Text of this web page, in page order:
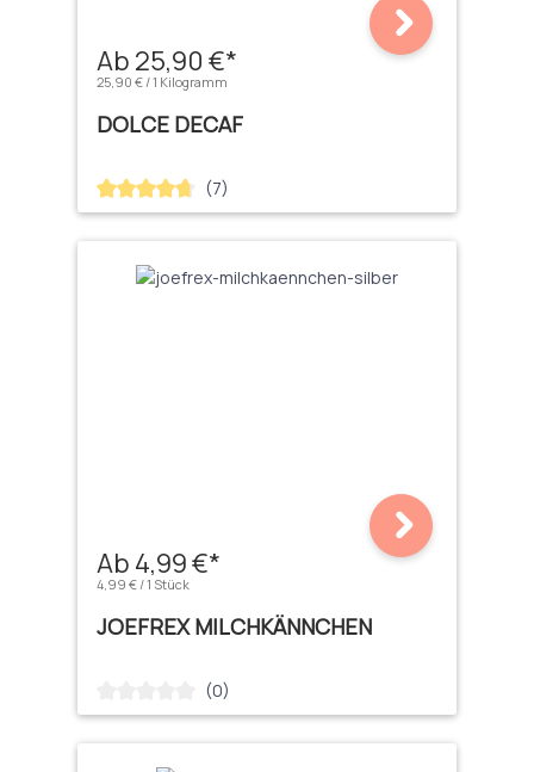
Ab 25,90 €*
25,90 € / 1 Kilogramm
DOLCE DECAF
Durchschnittliche Bewertung von 4.71 von 5 Sternen
(7)
Ab 4,99 €*
4,99 € / 1 Stück
JOEFREX MILCHKÄNNCHEN
Durchschnittliche Bewertung von 0 von 5 Sternen
(0)